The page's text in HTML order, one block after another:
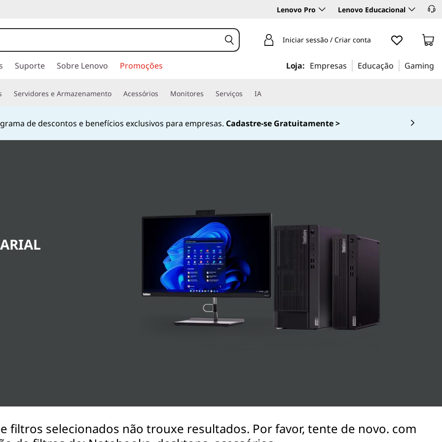
Lenovo Pro Lenovo Educacional
Iniciar sessão / Criar conta
Suporte Sobre Lenovo Promoções Loja: Empresas Educação Gaming
Servidores e Armazenamento Acessórios Monitores Serviços IA
no número +55 13 4042 0656ou pelo número0800-536-6861 (Opção 2)
filtros selecionados não trouxe resultados. Por favor, tente de novo. com